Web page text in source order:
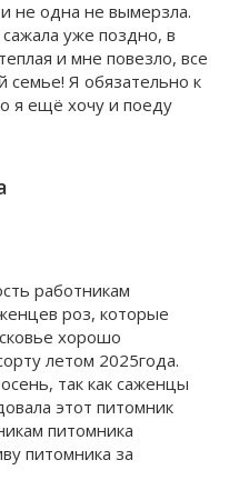
не одна не вымерзла.
уже поздно, в
и мне повезло, все
семье! Я обязательно к
я ещё хочу и поеду
работникам
роз, которые
хорошо
летом 2025года.
так как саженцы
этот питомник
питомника
питомника за